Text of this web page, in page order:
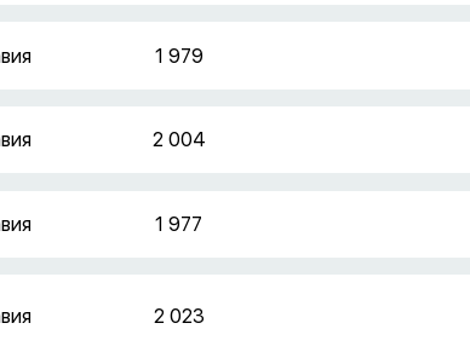
1 979
2 004
1 977
2 023